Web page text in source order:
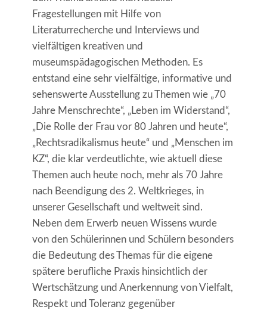
Fragestellungen mit Hilfe von
Literaturrecherche und Interviews und
vielfältigen kreativen und
museumspädagogischen Methoden. Es
entstand eine sehr vielfältige, informative und
sehenswerte Ausstellung zu Themen wie „70
Jahre Menschrechte“, „Leben im Widerstand“,
„Die Rolle der Frau vor 80 Jahren und heute“,
„Rechtsradikalismus heute“ und „Menschen im
KZ“, die klar verdeutlichte, wie aktuell diese
Themen auch heute noch, mehr als 70 Jahre
nach Beendigung des 2. Weltkrieges, in
unserer Gesellschaft und weltweit sind.
Neben dem Erwerb neuen Wissens wurde
von den Schülerinnen und Schülern besonders
die Bedeutung des Themas für die eigene
spätere berufliche Praxis hinsichtlich der
Wertschätzung und Anerkennung von Vielfalt,
Respekt und Toleranz gegenüber